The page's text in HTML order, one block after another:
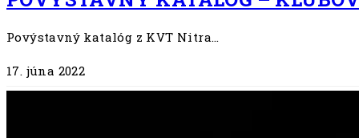
Povýstavný katalóg z KVT Nitra…
17. júna 2022